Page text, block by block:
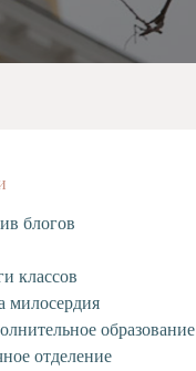
блогов
классов
милосердия
образование
отделение